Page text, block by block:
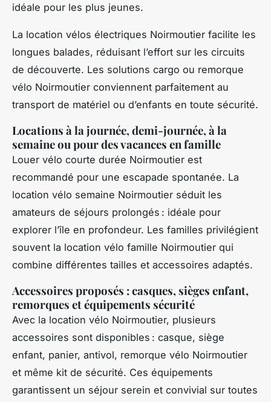
idéale pour les plus jeunes.
La location vélos électriques Noirmoutier facilite les
longues balades, réduisant l’effort sur les circuits
de découverte. Les solutions cargo ou remorque
vélo Noirmoutier conviennent parfaitement au
transport de matériel ou d’enfants en toute sécurité.
Locations à la journée, demi-journée, à la
semaine ou pour des vacances en famille
Louer vélo courte durée Noirmoutier est
recommandé pour une escapade spontanée. La
location vélo semaine Noirmoutier séduit les
amateurs de séjours prolongés : idéale pour
explorer l’île en profondeur. Les familles privilégient
souvent la location vélo famille Noirmoutier qui
combine différentes tailles et accessoires adaptés.
Accessoires proposés : casques, sièges enfant,
remorques et équipements sécurité
Avec la location vélo Noirmoutier, plusieurs
accessoires sont disponibles : casque, siège
enfant, panier, antivol, remorque vélo Noirmoutier
et même kit de sécurité. Ces équipements
garantissent un séjour serein et convivial sur toutes